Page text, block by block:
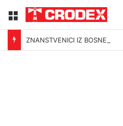
Menu
ZNANSTVENICI IZ BOSNE